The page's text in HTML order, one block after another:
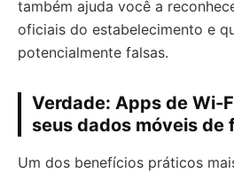
também ajuda você a
oficiais do estabelecimento e
potencialmente falsas.
Verdade: Apps de Wi-
seus dados móveis
Um dos benefícios práticos